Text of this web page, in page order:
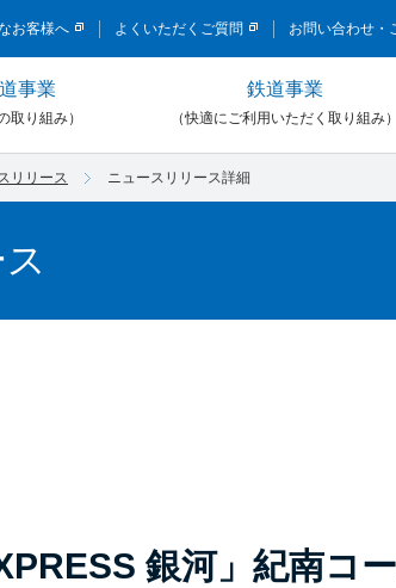
お客様へ よくいただくご質問 お問い合わせ・
事業
取り組み）
鉄道事業
（快適にご利用いただく取り組み）
リリース ニュースリリース詳細
銀河」紀南コ